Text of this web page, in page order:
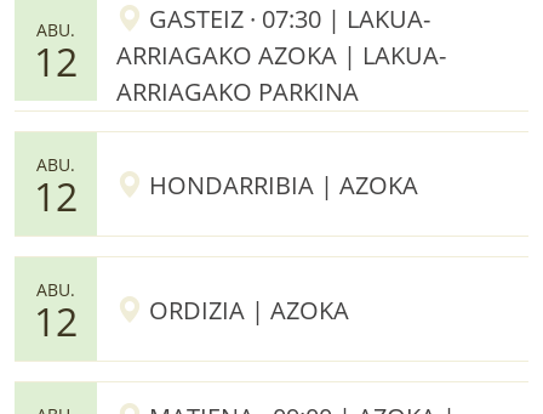
ABU.
12
GASTEIZ · 07:30 | LAKUA-
ARRIAGAKO AZOKA | LAKUA-
ARRIAGAKO PARKINA
ABU.
12 HONDARRIBIA | AZOKA
ABU.
12 ORDIZIA | AZOKA